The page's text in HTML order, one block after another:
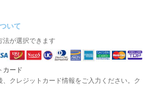
いて
法が選択できます
カード
、クレジットカード情報をご入力ください。ク